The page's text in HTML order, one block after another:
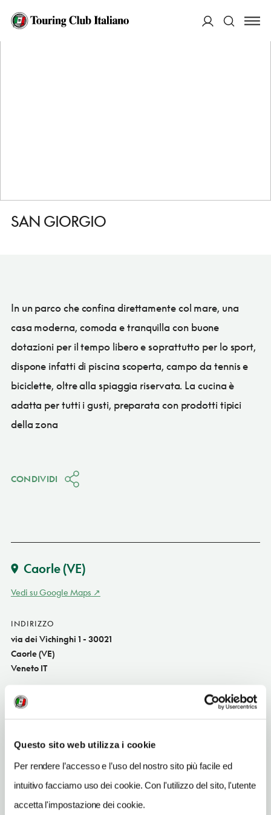
Questo sito web utilizza i cookie
Per rendere l’accesso e l’uso del nostro sito più facile ed
intuitivo facciamo uso dei cookie. Con l'utilizzo del sito, l'utente
accetta l'impostazione dei cookie.
HOME
SAN GIORGIO
In un parco che confina direttamente col mare, una
casa moderna, comoda e tranquilla con buone
dotazioni per il tempo libero e soprattutto per lo sport,
dispone infatti di piscina scoperta, campo da tennis e
biciclette, oltre alla spiaggia riservata. La cucina è
adatta per tutti i gusti, preparata con prodotti tipici
della zona
CONDIVIDI
Caorle(VE)
Vedi su Google Maps
INDIRIZZO
via dei Vichinghi 1 - 30021
Caorle (VE)
Veneto IT
www.hotelsangiorgiocaorle.com
info@hotelsangiorgio.info
TELEFONO
0421260050
NUMERO CAMERE